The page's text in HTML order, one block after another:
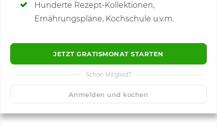
Hunderte Rezept-Kollektionen,
Ernährungspläne, Kochschule u.v.m.
JETZT GRATISMONAT STARTEN
Schon Mitglied?
Anmelden und kochen
Kommentare(5)
🙂 Speichern